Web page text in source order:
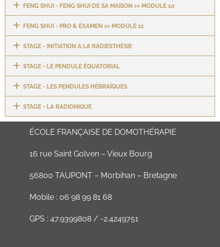
FENG SHUI - FENG SHUI DE SA MAISON >> MODULE 10
FENG SHUI - PRO & EXAMEN >> MODULE 11
STAGE - INITIATION A LA RADIESTHÉSIE
STAGE - LE PENDULE ÉQUATORIAL
STAGE - LES PENDULES HÉBRAÏQUES
STAGE - LA RADIONIQUE
ÉCOLE FRANÇAISE DE DOMOTHÉRAPIE
16 rue Saint Golven – Vieux Bourg
56800 TAUPONT – Morbihan – Bretagne
Mobile : 06 98 99 81 68
GPS : 47.9399808 / -2.4249751